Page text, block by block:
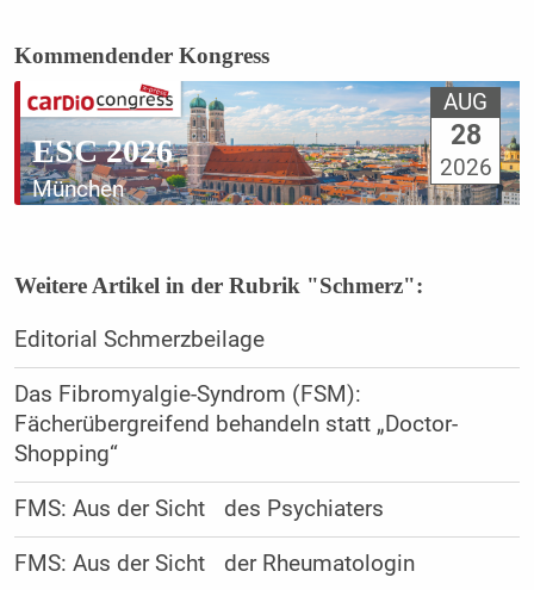
Kommendender Kongress
ESC 2026
München
AUG
28
2026
Weitere Artikel in der Rubrik "Schmerz":
Editorial Schmerzbeilage
Das Fibromyalgie-Syndrom (FSM):
Fächerübergreifend behandeln statt „Doctor-
Shopping“
FMS: Aus der Sicht des Psychiaters
FMS: Aus der Sicht der Rheumatologin